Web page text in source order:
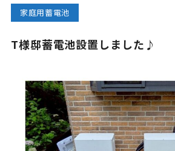
家庭用蓄電池
T様邸蓄電池設置しました♪